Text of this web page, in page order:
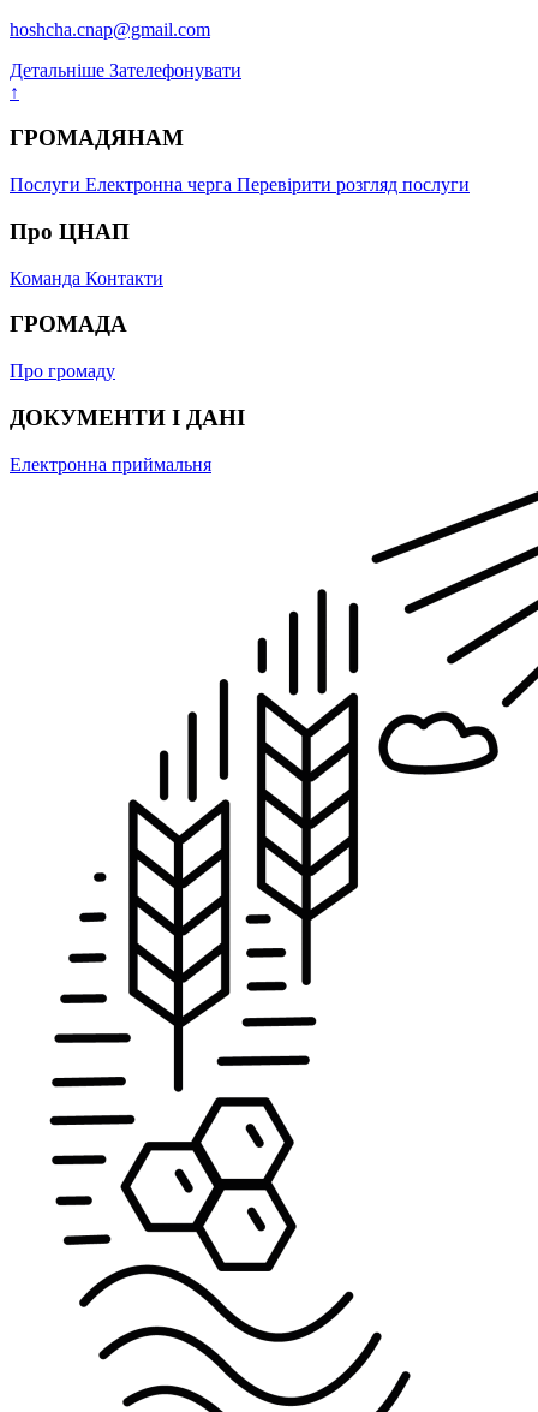
hoshcha.cnap@gmail.com
Детальніше Зателефонувати
↑
ГРОМАДЯНАМ
Послуги Електронна черга Перевірити розгляд послуги
Про ЦНАП
Команда Контакти
ГРОМАДА
Про громаду
ДОКУМЕНТИ І ДАНІ
Електронна приймальня